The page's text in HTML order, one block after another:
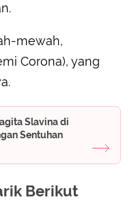
mewah,
Corona), yang
Slavina di
Sentuhan
Berikut